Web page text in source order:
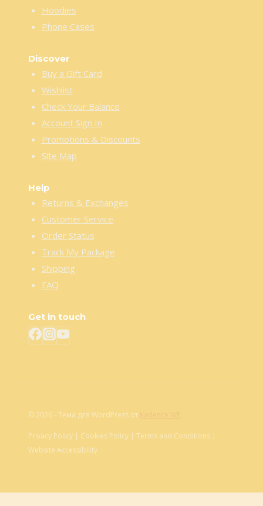
Hoodies
Phone Cases
Discover
Buy a Gift Card
Wishlist
Check Your Balance
Account Sign In
Promotions & Discounts
Site Map
Help
Returns & Exchanges
Customer Service
Order Status
Track My Package
Shipping
FAQ
Get in touch
© 2026 - Тема для WordPress от
Privacy Policy | Cookies Policy | Terms and Conditions |
Website Accessibility